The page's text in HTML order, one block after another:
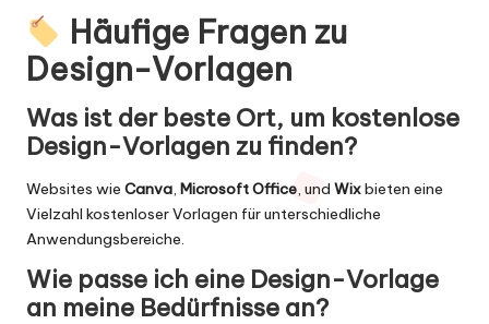
Häufige Fragen zu
Design-Vorlagen
Was ist der beste Ort, um kostenlose
Design-Vorlagen zu finden?
Websites wie Canva Microsoft Office , und Wixbieten eine
Vielzahl kostenloser Vorlagen für unterschiedliche
Anwendungsbereiche.
Wie passe ich eine Design-Vorlage
an meine Bedürfnisse an?